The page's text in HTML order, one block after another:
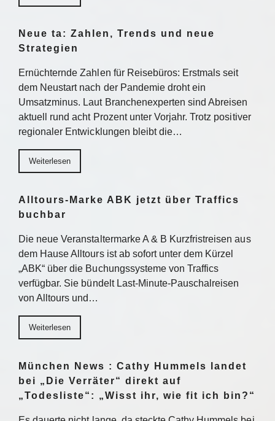
Neue ta: Zahlen, Trends und neue
Strategien
Ernüchternde Zahlen für Reisebüros: Erstmals seit
dem Neustart nach der Pandemie droht ein
Umsatzminus. Laut Branchenexperten sind Abreisen
aktuell rund acht Prozent unter Vorjahr. Trotz positiver
regionaler Entwicklungen bleibt die…
Weiterlesen
Alltours-Marke ABK jetzt über Traffics
buchbar
Die neue Veranstaltermarke A & B Kurzfristreisen aus
dem Hause Alltours ist ab sofort unter dem Kürzel
„ABK“ über die Buchungssysteme von Traffics
verfügbar. Sie bündelt Last-Minute-Pauschalreisen
von Alltours und…
Weiterlesen
München News : Cathy Hummels landet
bei „Die Verräter“ direkt auf
„Todesliste“: „Wisst ihr, wie fit ich bin?“